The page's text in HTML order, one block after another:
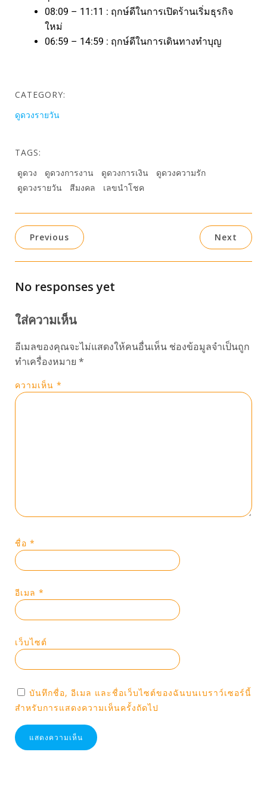
08:09 – 11:11 : ฤกษ์ดีในการเปิดร้านเริ่มธุรกิจ
ใหม่
06:59 – 14:59 : ฤกษ์ดีในการเดินทางทำบุญ
CATEGORY:
ดูดวงรายวัน
TAGS:
ดูดวง
ดูดวงการงาน ดูดวงการเงิน
ดูดวงความรัก
ดูดวงรายวัน
สีมงคล เลขนำโชค
Previous Next
No responses yet
ใส่ความเห็น
อีเมลของคุณจะไม่แสดงให้คนอื่นเห็น ช่องข้อมูลจำเป็นถูก
ทำเครื่องหมาย *
ความเห็น *
ชื่อ *
อีเมล *
เว็บไซต์
บันทึกชื่อ, อีเมล และชื่อเว็บไซต์ของฉันบนเบราว์เซอร์นี้
สำหรับการแสดงความเห็นครั้งถัดไป